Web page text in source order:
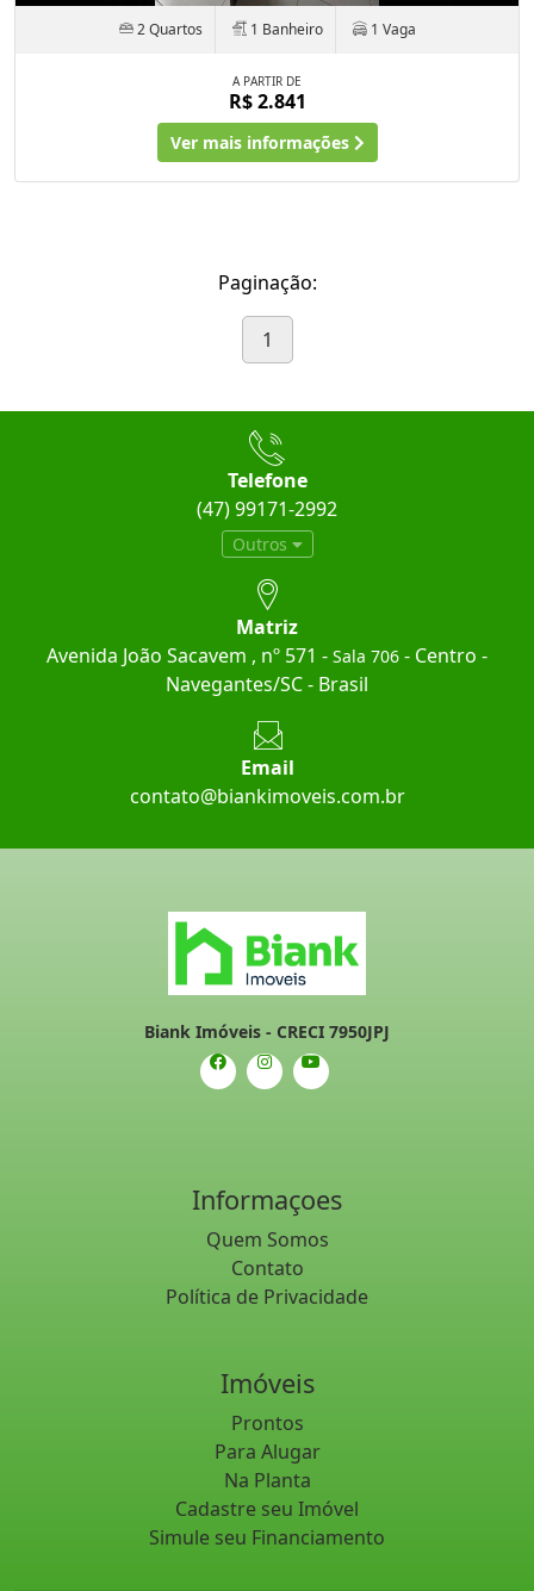
2 Quartos 1 Banheiro 1 Vaga
A PARTIR DE
R$ 2.841
Ver mais informações
Paginação:
1
Telefone
(47) 99171-2992
Outros
Matriz
Avenida João Sacavem , nº 571 - Sala 706 - Centro -
Navegantes/SC - Brasil
Email
contato@biankimoveis.com.br
Biank Imóveis - CRECI 7950JPJ
Informaçoes
Quem Somos
Contato
Política de Privacidade
Imóveis
Prontos
Para Alugar
Na Planta
Cadastre seu Imóvel
Simule seu Financiamento